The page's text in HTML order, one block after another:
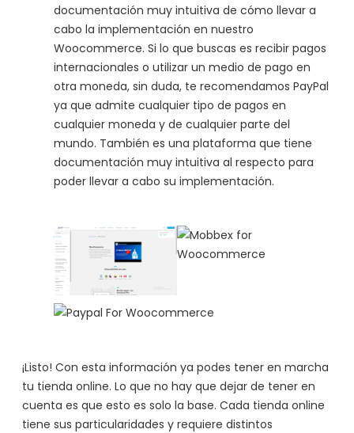
documentación muy intuitiva de cómo llevar a
cabo la implementación en nuestro
Woocommerce. Si lo que buscas es recibir pagos
internacionales o utilizar un medio de pago en
otra moneda, sin duda, te recomendamos PayPal
ya que admite cualquier tipo de pagos en
cualquier moneda y de cualquier parte del
mundo. También es una plataforma que tiene
documentación muy intuitiva al respecto para
poder llevar a cabo su implementación.
¡Listo! Con esta información ya podes tener en marcha
tu tienda online. Lo que no hay que dejar de tener en
cuenta es que esto es solo la base. Cada tienda online
tiene sus particularidades y requiere distintos